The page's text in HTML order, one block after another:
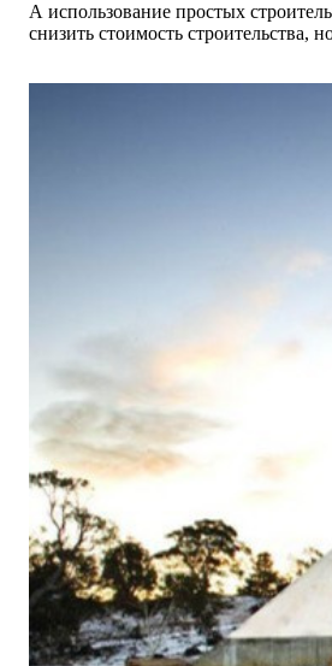
А использование простых
снизить стоимость